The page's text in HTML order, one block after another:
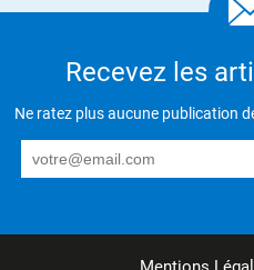
Recevez les
Ne ratez plus aucune publication